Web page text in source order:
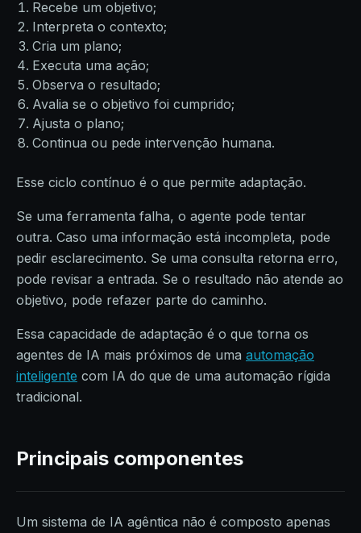
Recebe um objetivo;
Interpreta o contexto;
Cria um plano;
Executa uma ação;
Observa o resultado;
Avalia se o objetivo foi cumprido;
Ajusta o plano;
Continua ou pede intervenção humana.
Esse ciclo contínuo é o que permite adaptação.
Se uma ferramenta falha, o agente pode tentar
outra. Caso uma informação está incompleta, pode
pedir esclarecimento. Se uma consulta retorna erro,
pode revisar a entrada. Se o resultado não atende ao
objetivo, pode refazer parte do caminho.
Essa capacidade de adaptação é o que torna os
agentes de IA mais próximos de uma automação
inteligente com IA do que de uma automação rígida
tradicional.
Principais componentes
Um sistema de IA agêntica não é composto apenas